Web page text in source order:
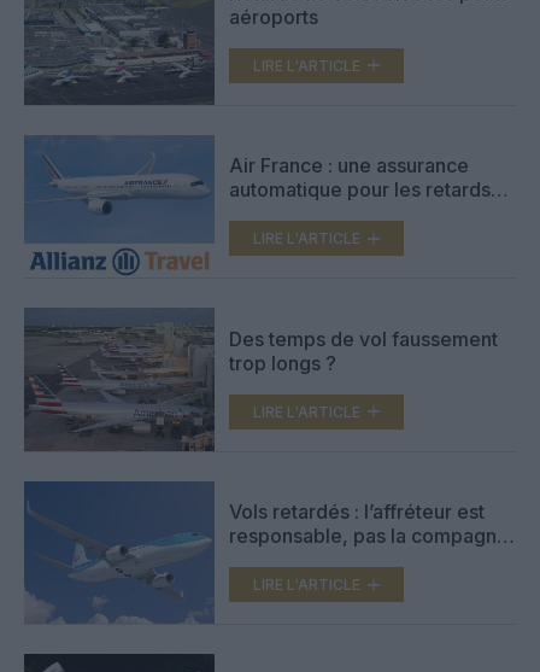
aéroports
LIRE L'ARTICLE
Air France : une assurance
automatique pour les retards
LIRE L'ARTICLE
Des temps de vol faussement
trop longs ?
LIRE L'ARTICLE
Vols retardés : l’affréteur est
responsable, pas la compagnie
LIRE L'ARTICLE